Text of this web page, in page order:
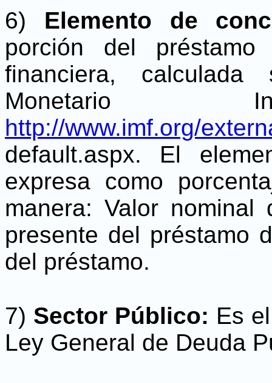
6) Elemento de
porción del
financiera,
Monetario
http://www.imf.org/
default.aspx. El
expresa como
manera: Valor
presente del préstamo
del préstamo.
7) Sector Público: Es
Ley General de Deuda